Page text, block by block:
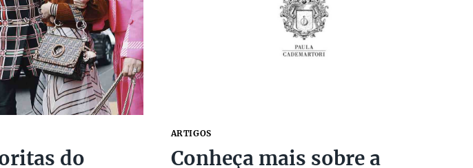
TENDÊNCIAS
do
ARTIGOS
Conheça mais sobre a